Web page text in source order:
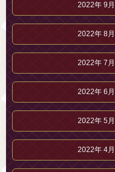
2022年 9月
2022年 8月
2022年 7月
2022年 6月
2022年 5月
2022年 4月